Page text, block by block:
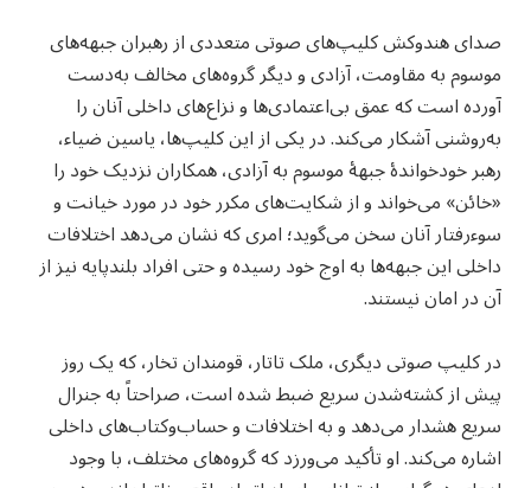
صدای هندوکش کلیپ‌های صوتی متعددی از رهبران جبهه‌های
موسوم به مقاومت، آزادی و دیگر گروه‌های مخالف به‌دست
آورده است که عمق بی‌اعتمادی‌ها و نزاع‌های داخلی آنان را
به‌روشنی آشکار می‌کند. در یکی از این کلیپ‌ها، یاسین ضیاء،
رهبر خودخواندهٔ جبههٔ موسوم به آزادی، همکاران نزدیک خود را
«خائن» می‌خواند و از شکایت‌های مکرر خود در مورد خیانت و
سوءرفتار آنان سخن می‌گوید؛ امری که نشان می‌دهد اختلافات
داخلی این جبهه‌ها به اوج خود رسیده و حتی افراد بلندپایه نیز از
آن در امان نیستند.
در کلیپ صوتی دیگری، ملک تاتار، قومندان تخار، که یک روز
پیش از کشته‌شدن سریع ضبط شده است، صراحتاً به جنرال
سریع هشدار می‌دهد و به اختلافات و حساب‌وکتاب‌های داخلی
اشاره می‌کند. او تأکید می‌ورزد که گروه‌های مختلف، با وجود